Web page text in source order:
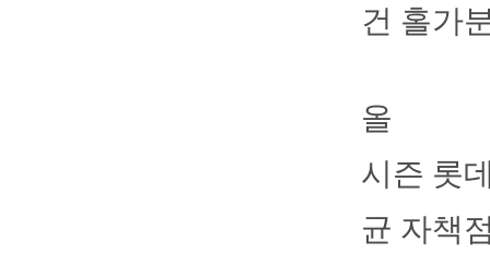
건 홀가
올
시즌 롯
균 자책